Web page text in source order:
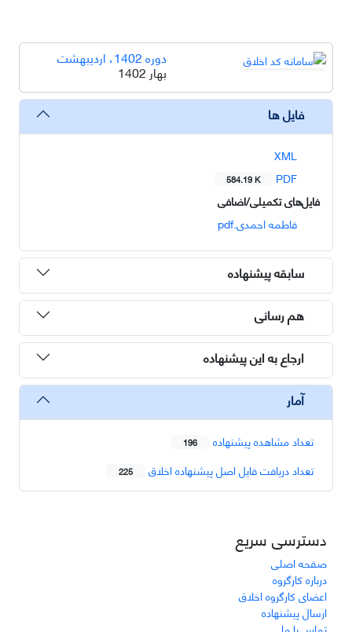
دوره 1402، اردیبهشت
بهار 1402
فایل ها
XML
PDF
584.19 K
فایل‌های تکمیلی/اضافی
فاطمه احمدی.pdf
سابقه پیشنهاده
هم رسانی
ارجاع به این پیشنهاده
آمار
تعداد مشاهده پیشنهاده 196
تعداد دریافت فایل اصل پیشنهاده اخلاق 225
دسترسی سریع
صفحه اصلی
درباره کارگروه
اعضای کارگروه اخلاق
ارسال پیشنهاده